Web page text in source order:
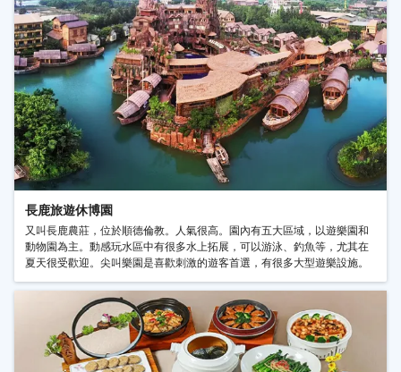
長鹿旅遊休博園
又叫長鹿農莊，位於順德倫教。人氣很高。園內有五大區域，以遊樂園和
動物園為主。動感玩水區中有很多水上拓展，可以游泳、釣魚等，尤其在
夏天很受歡迎。尖叫樂園是喜歡刺激的遊客首選，有很多大型遊樂設施。